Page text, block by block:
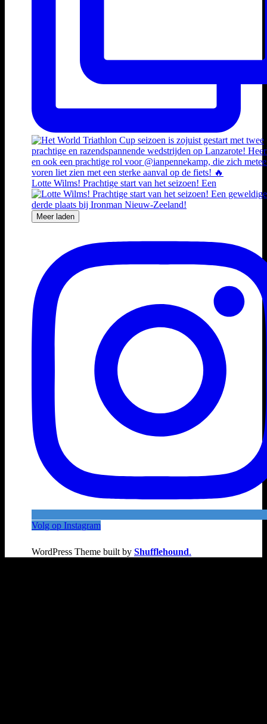
Lotte Wilms! Prachtige start van het seizoen! Een
Meer laden
Volg op Instagram
WordPress Theme built by Shufflehound.